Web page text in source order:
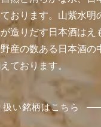
おります。山紫水明
造りだす日本酒はえ
産の数ある日本酒の
ております。
扱い銘柄はこちら